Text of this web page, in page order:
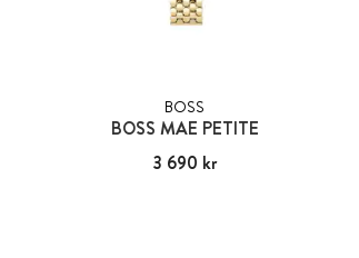
BOSS
BOSS MAE PETITE
Pris :3 690 kr
3 690 kr